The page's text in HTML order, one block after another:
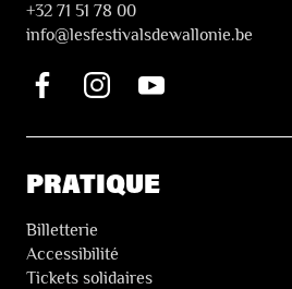
+32 71 51 78 00
info@lesfestivalsdewallonie.be
PRATIQUE
Billetterie
Accessibilité
Tickets solidaires